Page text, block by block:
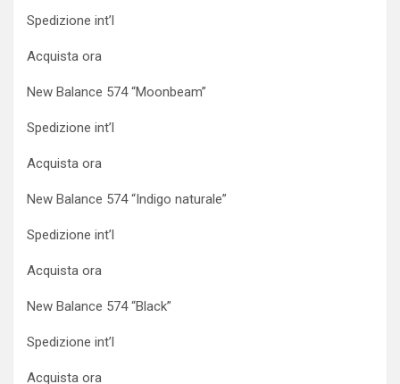
Spedizione int’l
Acquista ora
New Balance 574 “Moonbeam”
Spedizione int’l
Acquista ora
New Balance 574 “Indigo naturale”
Spedizione int’l
Acquista ora
New Balance 574 “Black”
Spedizione int’l
Acquista ora